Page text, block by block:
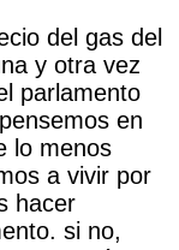
del gas del
y otra vez
parlamento
en
lo menos
a vivir por
hacer
si no,